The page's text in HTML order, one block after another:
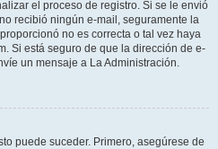
el proceso de registro. Si se le envió
recibió ningún e-mail, seguramente la
no es correcta o tal vez haya
Si está seguro de que la dirección de e-
un mensaje a La Administración.
puede suceder. Primero, asegúrese de